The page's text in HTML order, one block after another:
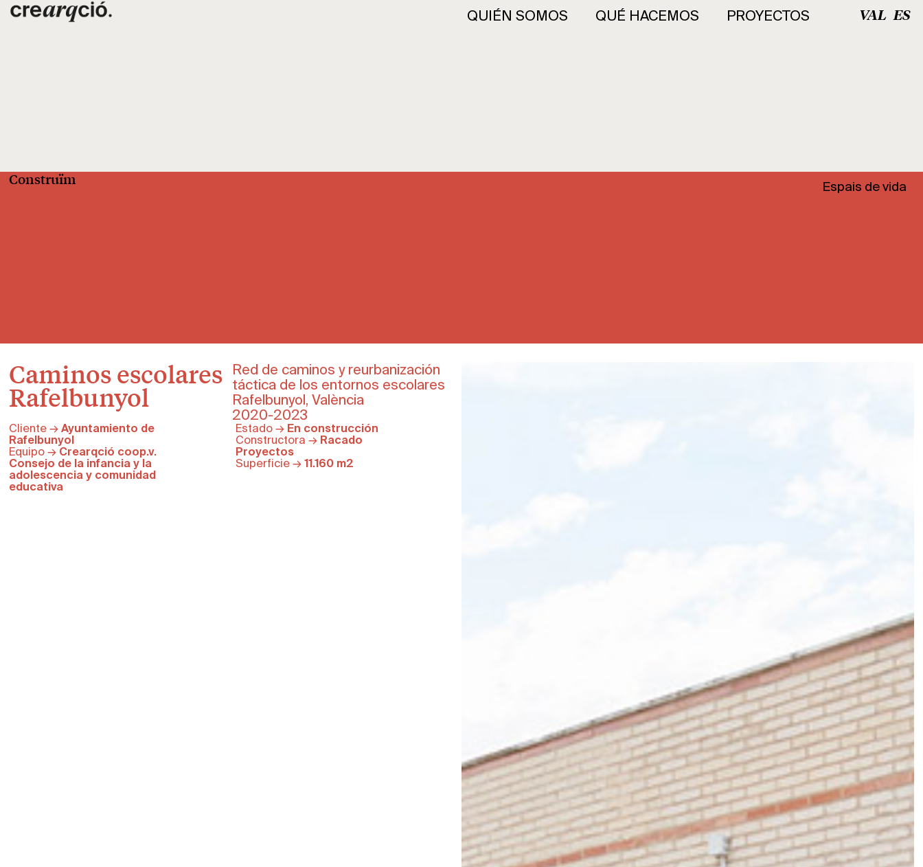
QUIÉN SOMOS QUÉ HACEMOS PROYECTOS VAL ES
Construïm Espais de vida
Caminos escolares
Rafelbunyol
Red de caminos y reurbanización
táctica de los entornos escolares
Rafelbunyol, València
2020-2023
Cliente →Ayuntamiento de
Rafelbunyol
Equipo → Crearqció coop.v.
Consejo de la infancia y la
adolescencia y comunidad
educativa
Estado → En construcción
Constructora → Racado
Proyectos
Superficie → 11.160 m2